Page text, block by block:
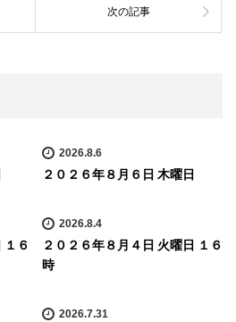
次の記事
2026.8.6
２０２６年８月６日 木曜日
６
2026.8.4
２０２６年８月４日 火曜日 １６
時
2026.7.31